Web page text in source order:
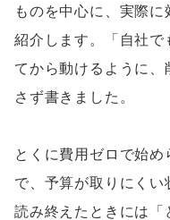
ものを中心に、実際
紹介します。「自社で
てから動けるように
さず書きました。
とくに費用ゼロで始
で、予算が取りにくい
読み終えたときには「